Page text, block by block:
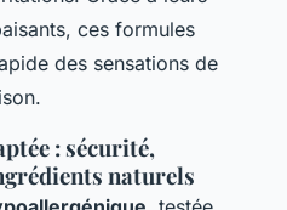
ces formules
des sensations de
: sécurité,
naturels